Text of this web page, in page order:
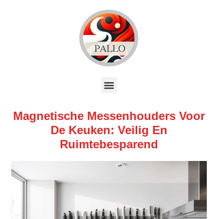
Magnetische Messenhouders Voor
De Keuken: Veilig En
Ruimtebesparend